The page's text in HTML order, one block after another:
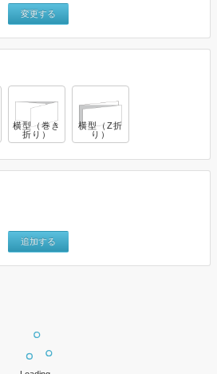
変更する
横型（巻き
折り）
横型（Z折
り）
追加する